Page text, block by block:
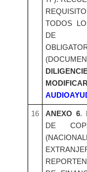
TODOS
DE
16 ANEXO 6.
DE